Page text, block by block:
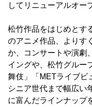
してリニューアルオー
松竹作品をはじめとす
のアニメ作品、よりす
か、コンサートや演劇
イングや、松竹グルー
舞伎」「METライブビ
シニア世代まで幅広い
に富んだラインナップ